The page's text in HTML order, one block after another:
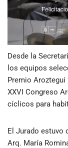
Desde la
los equipos
Premio Aroztegui
XXVI Congreso
cíclicos para
El Jurado estuvo
Arq. María